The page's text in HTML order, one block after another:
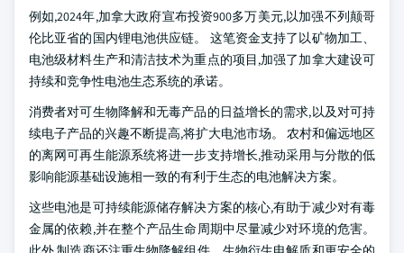
例如,2024年,加拿大政府宣布投资900多万美元,以加强不列颠哥
伦比亚省的国内锂电池供应链。 这笔资金支持了以矿物加工、
电池级材料生产和清洁技术为重点的项目,加强了加拿大建设可
持续和竞争性电池生态系统的承诺。
消费者对可生物降解和无毒产品的日益增长的需求,以及对可持
续电子产品的兴趣不断提高,将扩大电池市场。 农村和偏远地区
的离网可再生能源系统将进一步支持增长,推动采用与分散的低
影响能源基础设施相一致的有利于生态的电池解决方案。
这些电池是可持续能源储存解决方案的核心,有助于减少对有毒
金属的依赖,并在整个产品生命周期中尽量减少对环境的危害。